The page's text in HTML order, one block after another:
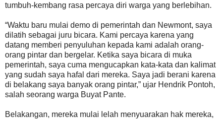
tumbuh-kembang rasa percaya diri warga yang berlebihan.
“Waktu baru mulai demo di pemerintah dan Newmont, saya
dilatih sebagai juru bicara. Kami percaya karena yang
datang memberi penyuluhan kepada kami adalah orang-
orang pintar dan bergelar. Ketika saya bicara di muka
pemerintah, saya cuma mengucapkan kata-kata dan kalimat
yang sudah saya hafal dari mereka. Saya jadi berani karena
di belakang saya banyak orang pintar,” ujar Hendrik Pontoh,
salah seorang warga Buyat Pante.
Belakangan, mereka mulai lelah menyuarakan hak mereka,